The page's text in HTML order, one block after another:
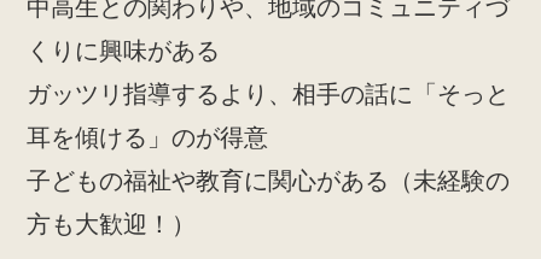
中高生との関わりや、地域のコミュニティづ
くりに興味がある
ガッツリ指導するより、相手の話に「そっと
耳を傾ける」のが得意
子どもの福祉や教育に関心がある（未経験の
方も大歓迎！）